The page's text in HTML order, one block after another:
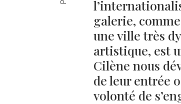
galerie,
une ville très
artistique, est
Cilène nous
de leur entrée
volonté de